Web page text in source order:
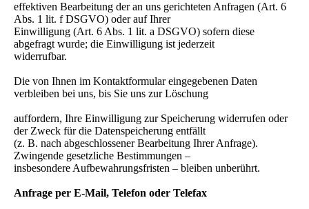
effektiven Bearbeitung der an uns gerichteten Anfragen (Art. 6
Abs. 1 lit. f DSGVO) oder auf Ihrer
Einwilligung (Art. 6 Abs. 1 lit. a DSGVO) sofern diese
abgefragt wurde; die Einwilligung ist jederzeit
widerrufbar.
Die von Ihnen im Kontaktformular eingegebenen Daten
verbleiben bei uns, bis Sie uns zur Löschung
auffordern, Ihre Einwilligung zur Speicherung widerrufen oder
der Zweck für die Datenspeicherung entfällt
(z. B. nach abgeschlossener Bearbeitung Ihrer Anfrage).
Zwingende gesetzliche Bestimmungen –
insbesondere Aufbewahrungsfristen – bleiben unberührt.
Anfrage per E-Mail, Telefon oder Telefax